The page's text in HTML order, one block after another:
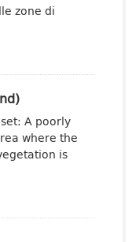
zone di
A poorly
where the
is